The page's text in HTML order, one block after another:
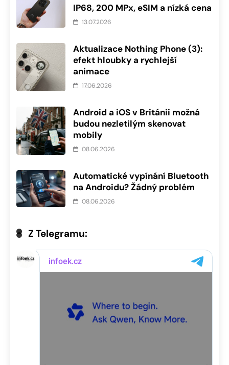
IP68, 200 MPx, eSIM a nízká cena
13.07.2026
Aktualizace Nothing Phone (3):
efekt hloubky a rychlejší
animace
17.06.2026
Android a iOS v Británii možná
budou nezletilým skenovat
mobily
08.06.2026
Automatické vypínání Bluetooth
na Androidu? Žádný problém
08.06.2026
Z Telegramu: